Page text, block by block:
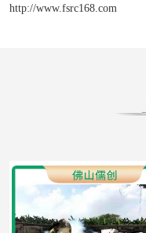
http://www.fsrc168.com